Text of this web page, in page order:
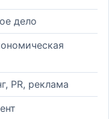
дело
PR, реклама